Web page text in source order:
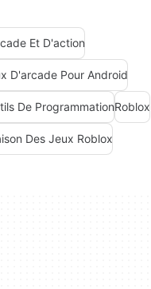
Et D'action
D'arcade Pour Android
De ProgrammationRoblox
Des Jeux Roblox